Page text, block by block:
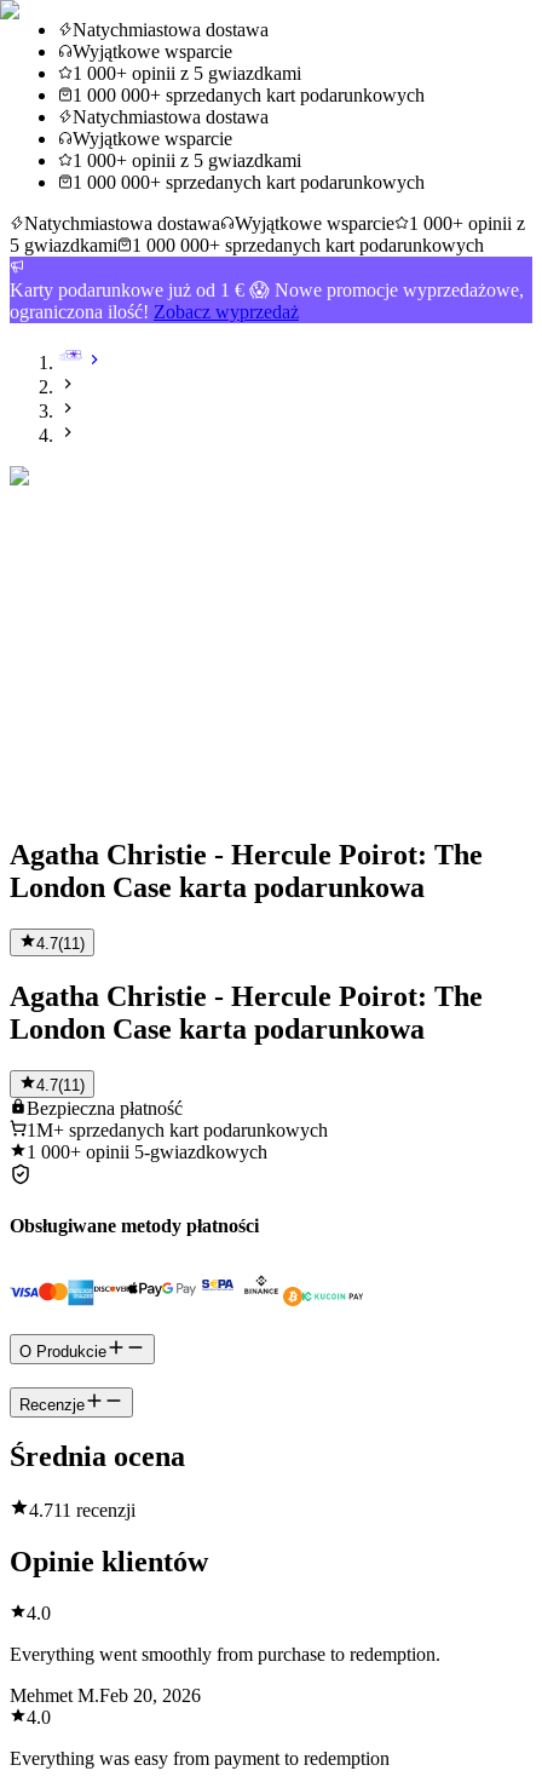
Natychmiastowa dostawa
Wyjątkowe wsparcie
1 000+ opinii z 5 gwiazdkami
1 000 000+ sprzedanych kart podarunkowych
Natychmiastowa dostawa
Wyjątkowe wsparcie
1 000+ opinii z 5 gwiazdkami
1 000 000+ sprzedanych kart podarunkowych
Natychmiastowa dostawa
Wyjątkowe wsparcie
1 000+ opinii z
5 gwiazdkami
1 000 000+ sprzedanych kart podarunkowych
Karty podarunkowe już od 1 € 😱 Nowe promocje wyprzedażowe,
ograniczona ilość! Zobacz wyprzedaż
Agatha Christie - Hercule Poirot: The
London Case karta podarunkowa
4.7(11 )
Agatha Christie - Hercule Poirot: The
London Case karta podarunkowa
4.7(11)
Bezpieczna płatność
1M+ sprzedanych kart podarunkowych
1 000+ opinii 5-gwiazdkowych
Obsługiwane metody płatności
O Produkcie
Recenzje
Średnia ocena
4.711 recenzji
Opinie klientów
4.0
Everything went smoothly from purchase to redemption.
Mehmet M.Feb 20, 2026
4.0
Everything was easy from payment to redemption